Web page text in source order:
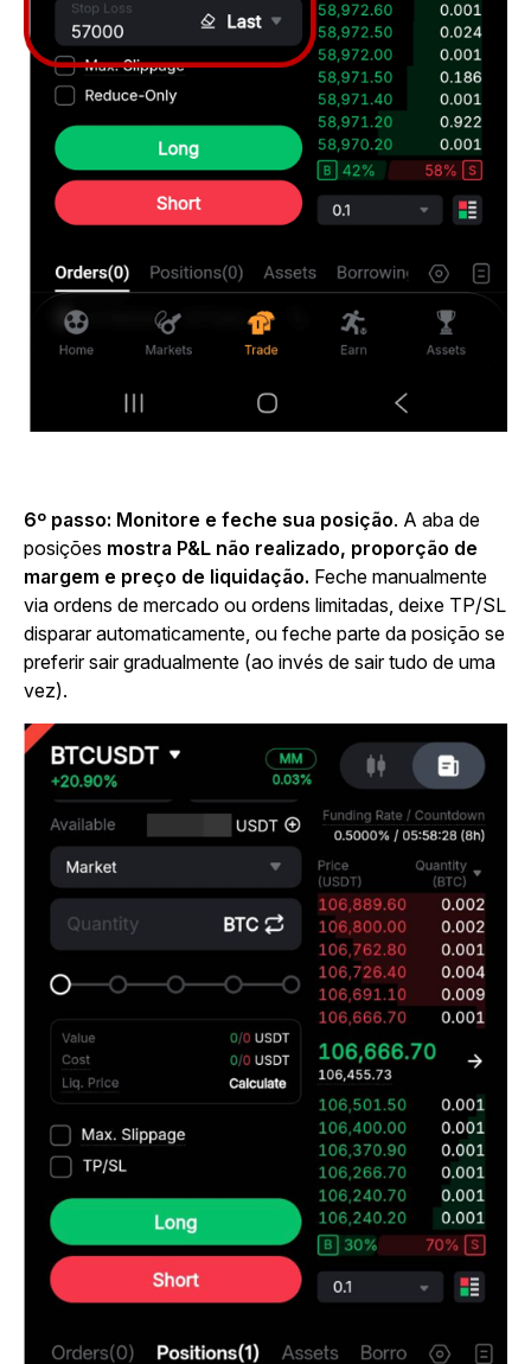
6º passo: Monitore e feche sua posição. A aba de
posições mostra P&L não realizado, proporção de
margem e preço de liquidação. Feche manualmente
via ordens de mercado ou ordens limitadas, deixe TP/SL
disparar automaticamente, ou feche parte da posição se
preferir sair gradualmente (ao invés de sair tudo de uma
vez).